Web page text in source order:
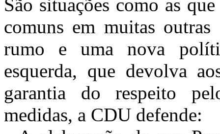
São situações como as
comuns em muitas
rumo e uma nova
esquerda, que devolva
garantia do respeito
medidas, a CDU defende: